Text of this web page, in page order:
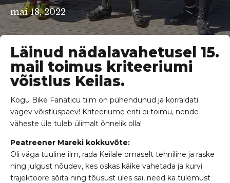
mai 18, 2022
Läinud nädalavahetusel 15.
mail toimus kriteeriumi
võistlus Keilas.
Kogu Bike Fanaticu tiim on pühendunud ja korraldati
vägev võistluspäev! Kriteeriume eriti ei toimu, nende
väheste üle tuleb ülimalt õnnelik olla!
Peatreener Mareki kokkuvõte:
Oli väga tuuline ilm, rada Keilale omaselt tehniline ja raske
ning julgust nõudev, kes oskas käike vahetada ja kurvi
trajektoore sõita ning tõusust üles sai, need ka tulemust